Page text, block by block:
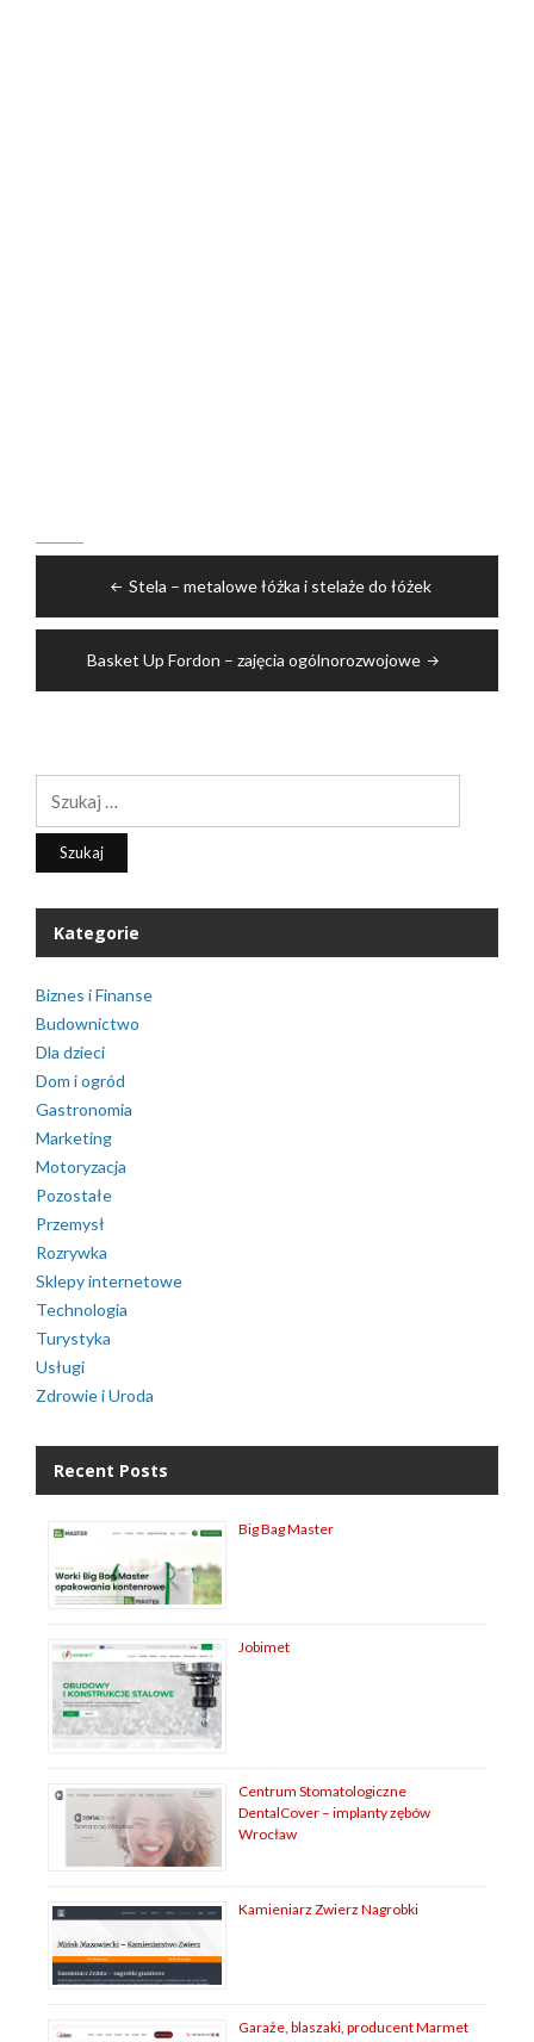
Stela – metalowe łóżka i stelaże do łóżek
Basket Up Fordon – zajęcia ogólnorozwojowe
Kategorie
Biznes i Finanse
Budownictwo
Dla dzieci
Dom i ogród
Gastronomia
Marketing
Motoryzacja
Pozostałe
Przemysł
Rozrywka
Sklepy internetowe
Technologia
Turystyka
Usługi
Zdrowie i Uroda
Recent Posts
Big Bag Master
Jobimet
Centrum Stomatologiczne
DentalCover – implanty zębów
Wrocław
Kamieniarz Zwierz Nagrobki
Garaże, blaszaki, producent Marmet